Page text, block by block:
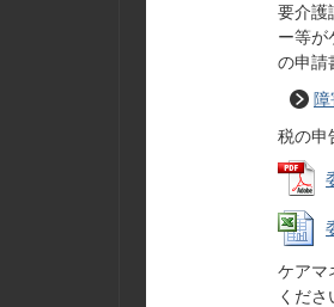
要介護
ー等が
の申請
障
税の申
ケアマ
くださ